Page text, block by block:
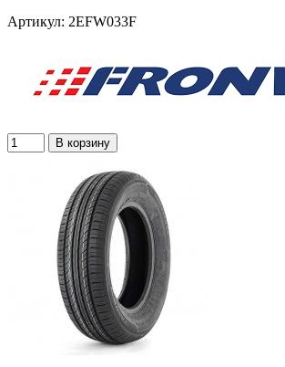
Артикул: 2EFW033F
В корзину